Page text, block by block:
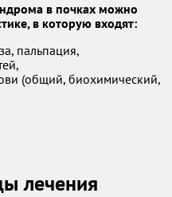
в почках можно
в которую входят:
пальпация,
(общий, биохимический,
лечения